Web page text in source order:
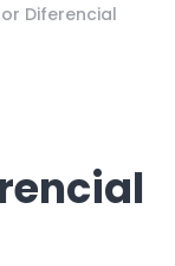
Diferencial